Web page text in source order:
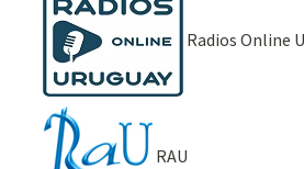
Radios Online
RAU